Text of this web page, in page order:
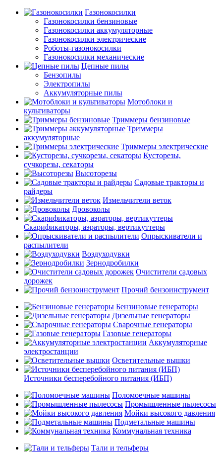
Газонокосилки
Газонокосилки бензиновые
Газонокосилки аккумуляторные
Газонокосилки электрические
Роботы-газонокосилки
Газонокосилки механические
Цепные пилы
Бензопилы
Электропилы
Аккумуляторные пилы
Мотоблоки и
культиваторы
Триммеры бензиновые
Триммеры
аккумуляторные
Триммеры электрические
Кусторезы,
сучкорезы, секаторы
Высоторезы
Садовые тракторы и
райдеры
Измельчители веток
Дровоколы
Скарификаторы, аэраторы, вертикуттеры
Опрыскиватели и
распылители
Воздуходувки
Зернодробилки
Очистители садовых
дорожек
Прочий бензоинструмент
Бензиновые генераторы
Дизельные генераторы
Сварочные генераторы
Газовые генераторы
Аккумуляторные
электростанции
Осветительные вышки
Источники бесперебойного питания (ИБП)
Поломоечные машины
Промышленные пылесосы
Мойки высокого давления
Подметальные машины
Коммунальная техника
Тали и тельферы